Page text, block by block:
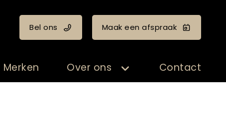
Bel ons Maak een afspraak
Merken Over ons Contact